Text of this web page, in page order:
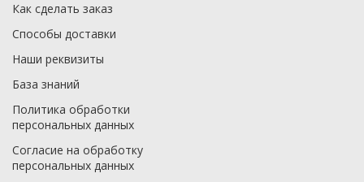
Как сделать заказ
Способы доставки
Наши реквизиты
База знаний
Политика обработки
персональных данных
Согласие на обработку
персональных данных